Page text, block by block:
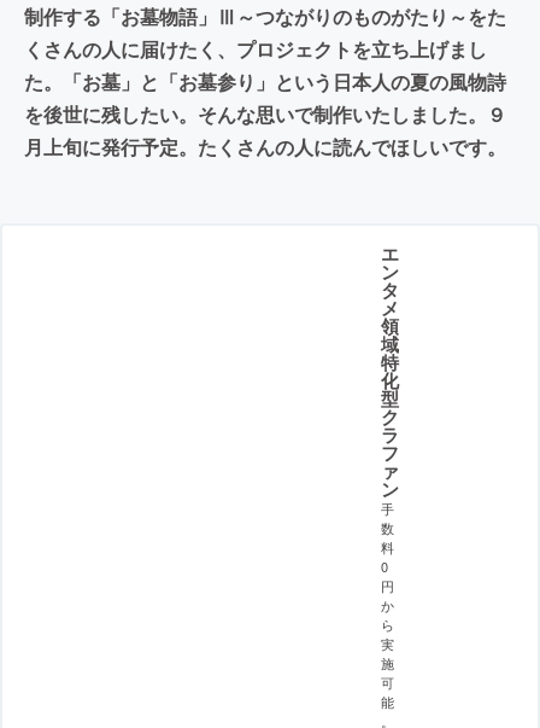
制作する「お墓物語」Ⅲ～つながりのものがたり～をた
くさんの人に届けたく、プロジェクトを立ち上げまし
た。「お墓」と「お墓参り」という日本人の夏の風物詩
を後世に残したい。そんな思いで制作いたしました。９
月上旬に発行予定。たくさんの人に読んでほしいです。
エ
ン
タ
メ
領
域
特
化
型
ク
ラ
フ
ァ
ン
手
数
料
0
円
か
ら
実
施
可
能